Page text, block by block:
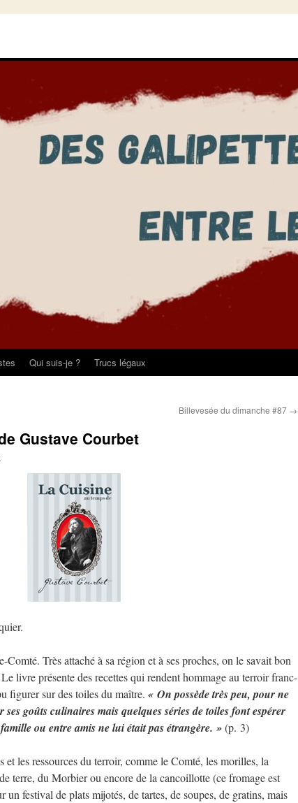
Qui suis-je ? Trucs légaux
Billevesée du dimanche #87 →
Gustave Courbet
Comté. Très attaché à sa région et à ses proches, on le savait bon
livre présente des recettes qui rendent hommage au terroir franc-
figurer sur des toiles du maître. « On possède très peu, pour ne
goûts culinaires mais quelques séries de toiles font espérer
ou entre amis ne lui était pas étrangère. »(p. 3)
et les ressources du terroir, comme le Comté, les morilles, la
terre, du Morbier ou encore de la cancoillotte (ce fromage est
festival de plats mijotés, de tartes, de soupes, de gratins, mais